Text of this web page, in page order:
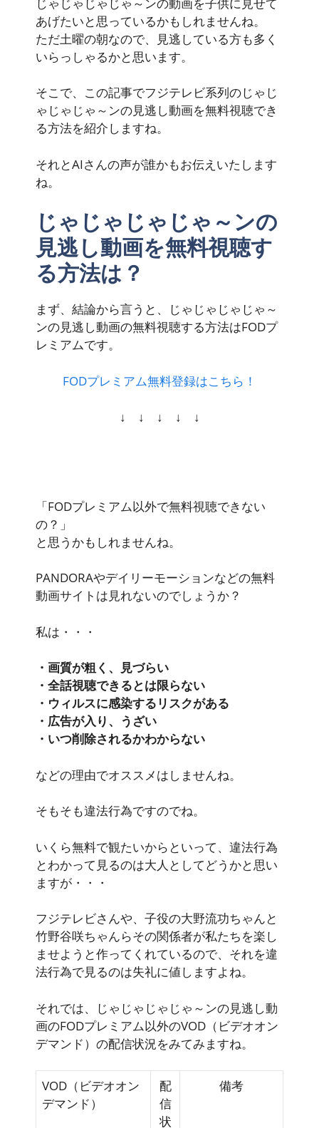
あげたいと思っているかもしれませんね。
ただ土曜の朝なので、見逃している方も多く
いらっしゃるかと思います。
そこで、この記事でフジテレビ系列のじゃじ
ゃじゃじゃ～ンの見逃し動画を無料視聴でき
る方法を紹介しますね。
それとAIさんの声が誰かもお伝えいたします
ね。
じゃじゃじゃじゃ～ンの
見逃し動画を無料視聴す
る方法は？
まず、結論から言うと、じゃじゃじゃじゃ～
ンの見逃し動画の無料視聴する方法はFODプ
レミアムです。
FODプレミアム無料登録はこちら！
↓ ↓ ↓ ↓ ↓
「FODプレミアム以外で無料視聴できない
の？」
と思うかもしれませんね。
PANDORAやデイリーモーションなどの無料
動画サイトは見れないのでしょうか？
私は・・・
・画質が粗く、見づらい
・全話視聴できるとは限らない
・ウィルスに感染するリスクがある
・広告が入り、うざい
・いつ削除されるかわからない
などの理由でオススメはしませんね。
そもそも違法行為ですのでね。
いくら無料で観たいからといって、違法行為
とわかって見るのは大人としてどうかと思い
ますが・・・
フジテレビさんや、子役の大野流功ちゃんと
竹野谷咲ちゃんらその関係者が私たちを楽し
ませようと作ってくれているので、それを違
法行為で見るのは失礼に値しますよね。
それでは、じゃじゃじゃじゃ～ンの見逃し動
画のFODプレミアム以外のVOD（ビデオオン
デマンド）の配信状況をみてみますね。
VOD（ビデオオン
デマンド）
配
信
状
備考